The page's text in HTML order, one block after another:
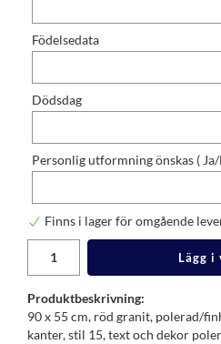
Födelsedata
Dödsdag
Personlig utformning önskas (
Finns i lager för omgående
Lägg i
Produktbeskrivning:
90 x 55 cm, röd granit, polerad/
kanter, stil 15, text och dekor